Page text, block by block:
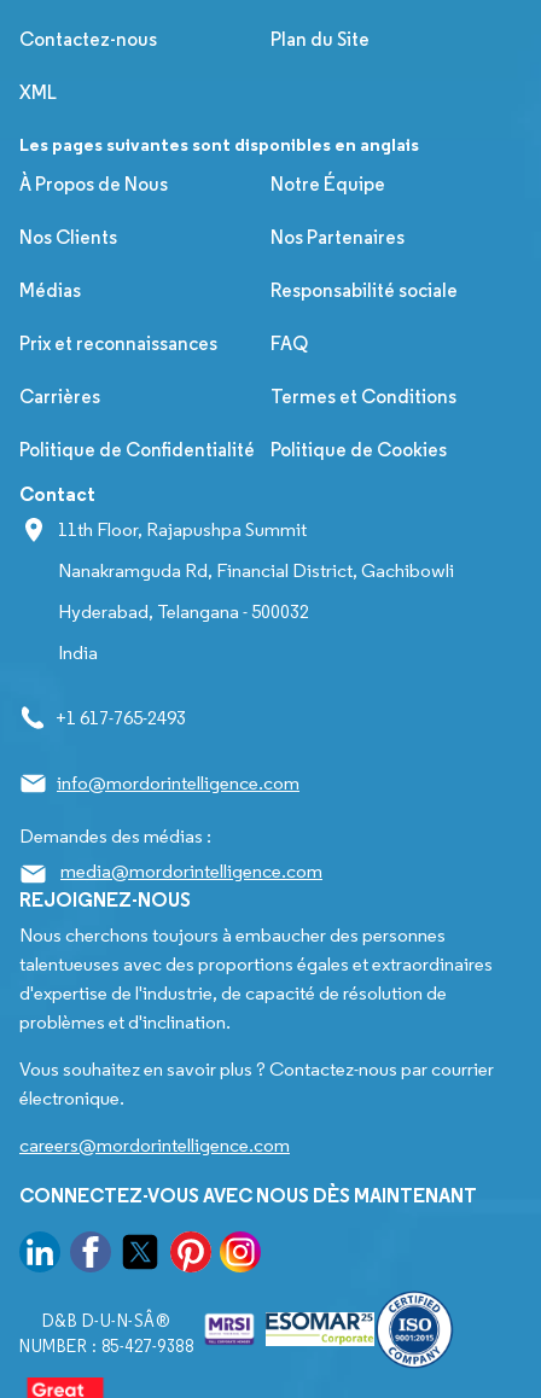
Contactez-nous Plan du Site
XML
Les pages suivantes sont disponibles en anglais
À Propos de Nous
Notre Équipe
Nos Clients Nos Partenaires
Médias Responsabilité sociale
Prix et reconnaissances FAQ
Carrières Termes et Conditions
Politique de Confidentialité Politique de Cookies
Contact
11th Floor, Rajapushpa Summit
Nanakramguda Rd, Financial District, Gachibowli
Hyderabad, Telangana - 500032
India
+1 617-765-2493
info@mordorintelligence.com
Demandes des médias :
media@mordorintelligence.com
REJOIGNEZ-NOUS
Nous cherchons toujours à embaucher des personnes
talentueuses avec des proportions égales et extraordinaires
d'expertise de l'industrie, de capacité de résolution de
problèmes et d'inclination.
Vous souhaitez en savoir plus ? Contactez-nous par courrier
électronique.
careers@mordorintelligence.com
CONNECTEZ-VOUS AVEC NOUS DÈS MAINTENANT
D&B D-U-N-SÂ®
NUMBER : 85-427-9388